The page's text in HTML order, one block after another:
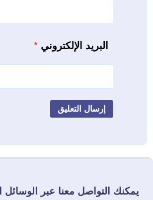
البريد الإلكتروني *
يمكنك التواصل معنا عبر الوسائل